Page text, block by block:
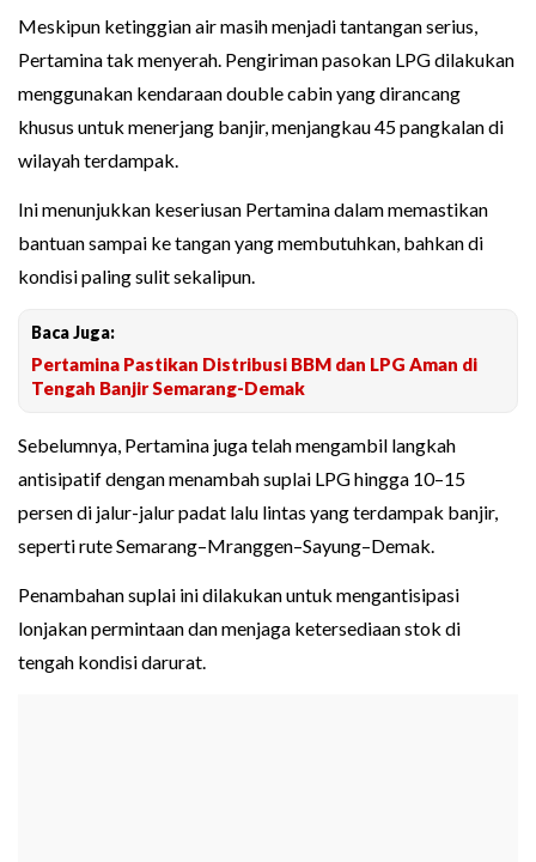
Meskipun ketinggian air masih menjadi tantangan serius,
Pertamina tak menyerah. Pengiriman pasokan LPG dilakukan
menggunakan kendaraan double cabin yang dirancang
khusus untuk menerjang banjir, menjangkau 45 pangkalan di
wilayah terdampak.
Ini menunjukkan keseriusan Pertamina dalam memastikan
bantuan sampai ke tangan yang membutuhkan, bahkan di
kondisi paling sulit sekalipun.
Baca Juga:
Pertamina Pastikan Distribusi BBM dan LPG Aman di
Tengah Banjir Semarang-Demak
Sebelumnya, Pertamina juga telah mengambil langkah
antisipatif dengan menambah suplai LPG hingga 10–15
persen di jalur-jalur padat lalu lintas yang terdampak banjir,
seperti rute Semarang–Mranggen–Sayung–Demak.
Penambahan suplai ini dilakukan untuk mengantisipasi
lonjakan permintaan dan menjaga ketersediaan stok di
tengah kondisi darurat.